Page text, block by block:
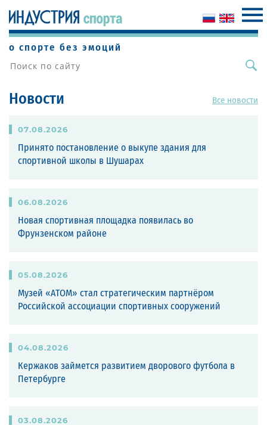
о спорте без эмоций
Новости Все новости
07.08.2026
Принято постановление о выкупе здания для
спортивной школы в Шушарах
06.08.2026
Новая спортивная площадка появилась во
Фрунзенском районе
05.08.2026
Музей «АТОМ» стал стратегическим партнёром
Российской ассоциации спортивных сооружений
04.08.2026
Кержаков займется развитием дворового футбола в
Петербурге
03.08.2026